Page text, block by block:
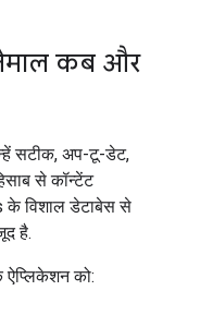
कब और
सटीक, अप-टू-डेट,
से कॉन्टेंट
के विशाल डेटाबेस से
है.
को: